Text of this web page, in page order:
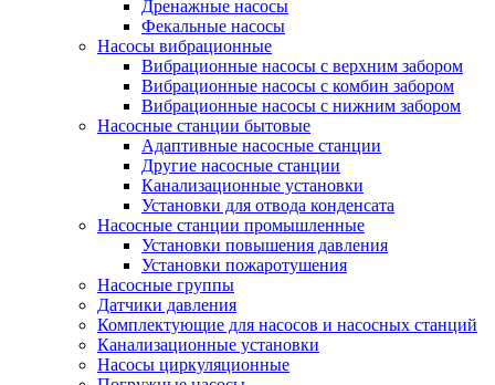
Дренажные насосы
Фекальные насосы
Насосы вибрационные
Вибрационные насосы с верхним забором
Вибрационные насосы с комбин забором
Вибрационные насосы с нижним забором
Насосные станции бытовые
Адаптивные насосные станции
Другие насосные станции
Канализационные установки
Установки для отвода конденсата
Насосные станции промышленные
Установки повышения давления
Установки пожаротушения
Насосные группы
Датчики давления
Комплектующие для насосов и насосных станций
Канализационные установки
Насосы циркуляционные